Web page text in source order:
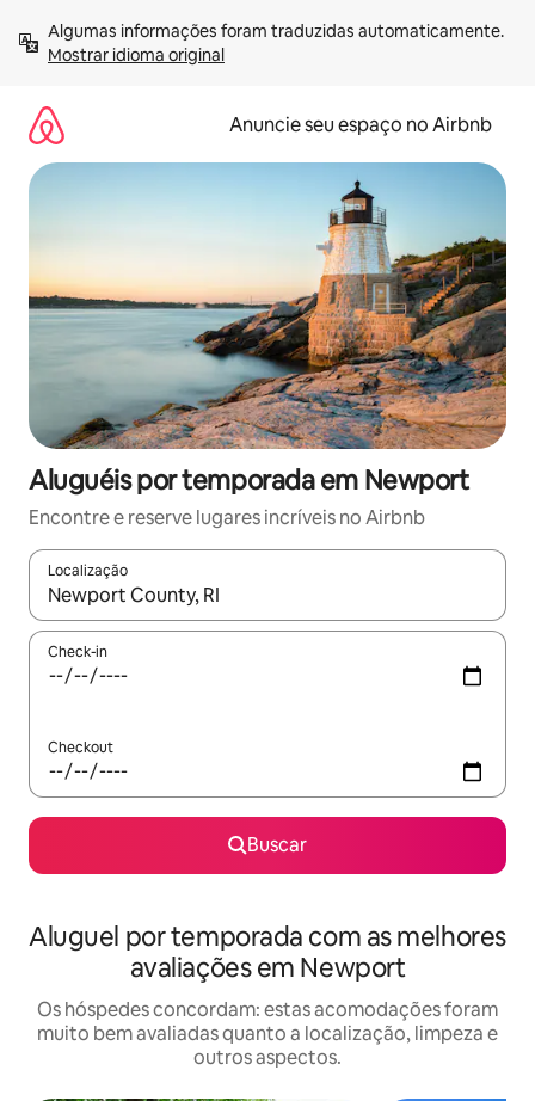
para
Mostrar idioma original
Anuncie seu espaço no Airbnb
Aluguéis por temporada em Newport
Encontre e reserve lugares incríveis no Airbnb
Localização
Quando os resultados estiverem disponíveis, explore-os
Check-in
Checkout
Buscar
Aluguel por temporada com as melhores
avaliações em Newport
Os hóspedes concordam: estas acomodações foram
muito bem avaliadas quanto a localização, limpeza e
outros aspectos.